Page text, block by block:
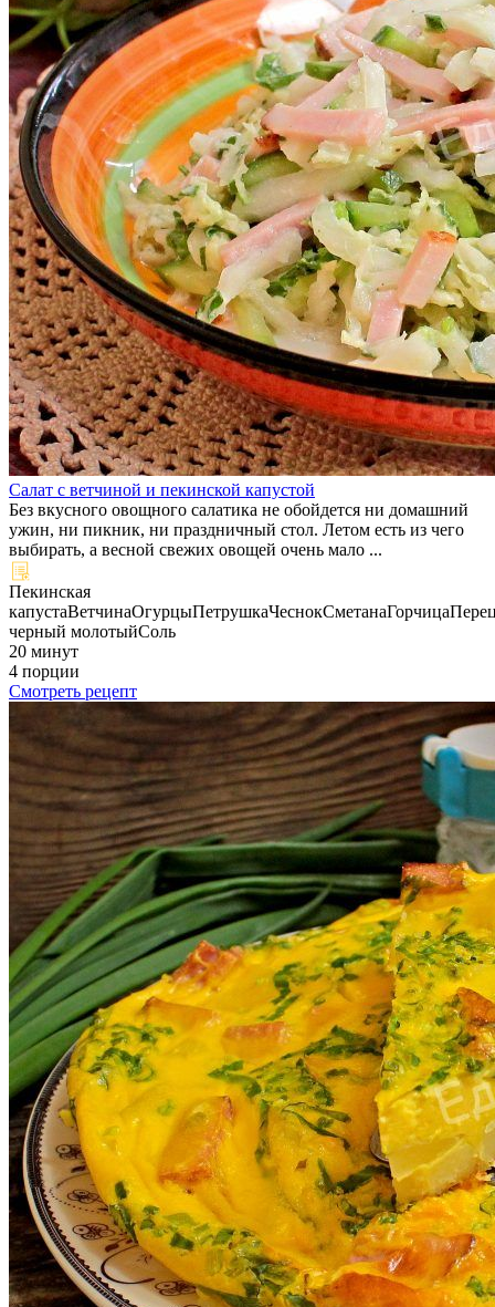
Салат с ветчиной и пекинской капустой
Без вкусного овощного салатика не обойдется ни домашний
ужин, ни пикник, ни праздничный стол. Летом есть из чего
выбирать, а весной свежих овощей очень мало ...
Пекинская
капустаВетчинаОгурцыПетрушкаЧеснокСметанаГорчица
черный молотыйСоль
20 минут
4 порции
Смотреть рецепт